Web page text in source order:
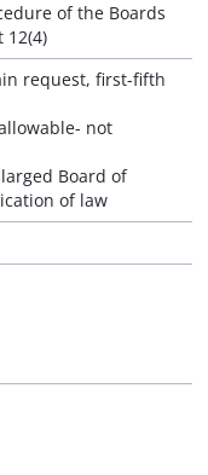
of the Boards
12(4)
request, first-fifth
not
Board of
of law